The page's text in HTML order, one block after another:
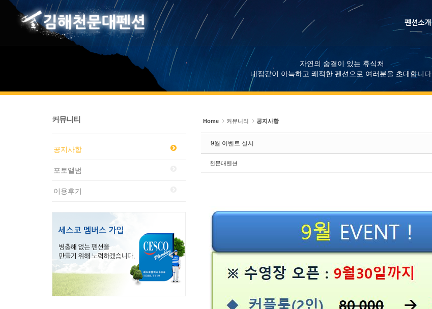
메뉴 건너뛰기
펜션소개
자연의 숨결이 있는 휴식처
내집같이 아늑하고 쾌적한 펜션으로 여러분을 초대합니다.
커뮤니티
공지사항
포토앨범
이용후기
Home 커뮤니티 공지사항
9월 이벤트 실시
천문대펜션
Sketchbook5, 스케치북5
Sketchbook5, 스케치북5